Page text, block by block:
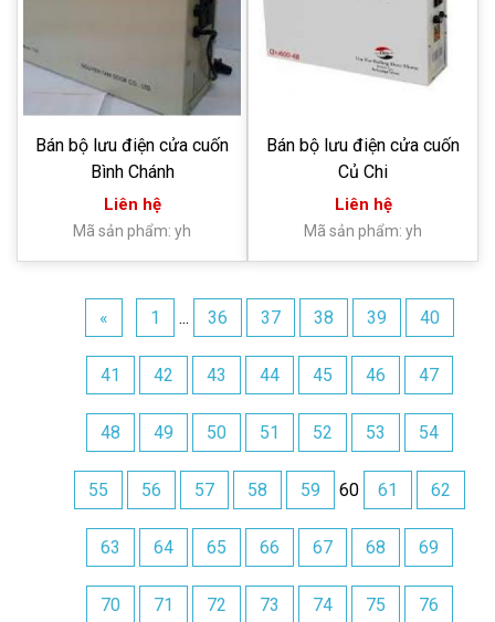
Bán bộ lưu điện cửa cuốn
Bình Chánh
Liên hệ
Mã sản phẩm: yh
Bán bộ lưu điện cửa cuốn
Củ Chi
Liên hệ
Mã sản phẩm: yh
« 1 ... 36 37 38 39 40
41 42 43 44 45 46 47
48 49 50 51 52 53 54
55 56 57 58 59 60 61 62
63 64 65 66 67 68 69
70 71 72 73 74 75 76